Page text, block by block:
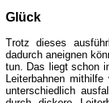
Glück
Trotz dieses
dadurch aneignen
tun. Das liegt schon
Leiterbahnen
unterschiedlich